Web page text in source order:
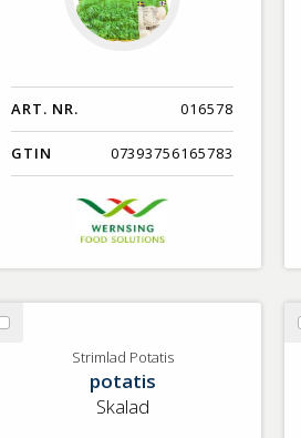
ART. NR. 016578
GTIN 07393756165783
Välj
Strimlad Potatis
potatis
Skalad